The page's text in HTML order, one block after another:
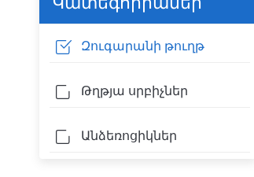
Զուգարանի թուղթ
Թղթյա սրբիչներ
Անձեռոցիկներ